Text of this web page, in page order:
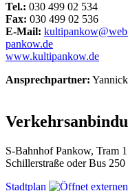
Tel.: 030 499 02 534
Fax: 030 499 02 536
E-Mail:
pankow.de
www.kultipankow.de
Ansprechpartner:
S-Bahnhof Pankow, Tram
Schillerstraße oder Bus
Stadtplan